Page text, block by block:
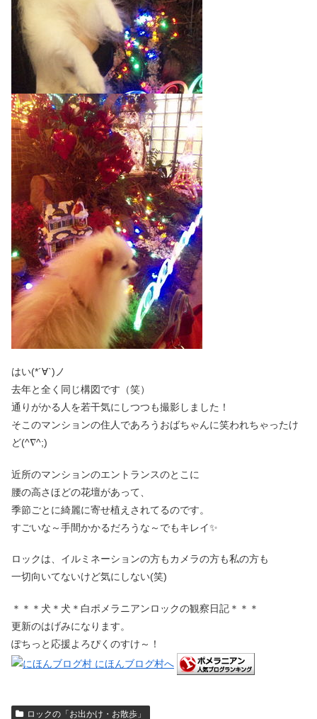
はい(*´∀`)ノ
去年と全く同じ構図です（笑）
通りがかる人を若干気にしつつも撮影しました！
そこのマンションの住人であろうおばちゃんに笑われちゃったけ
ど(^∇^;)
近所のマンションのエントランスのとこに
腰の高さほどの花壇があって、
季節ごとに綺麗に寄せ植えされてるのです。
すごいな～手間かかるだろうな～でもキレイ✨
ロックは、イルミネーションの方もカメラの方も私の方も
一切向いてないけど気にしない(笑)
＊＊＊犬＊犬＊白ポメラニアンロックの観察日記＊＊＊
更新のはげみになります。
ぽちっと応援よろぴくのすけ～！
ロックの「お出かけ・お散歩」